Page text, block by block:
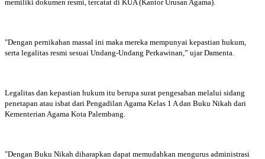
memiliki dokumen resmi, tercatat di KUA (Kantor Urusan Agama).
"Dengan pernikahan massal ini maka mereka mempunyai kepastian hukum,
serta legalitas resmi sesuai Undang-Undang Perkawinan,” ujar Damenta.
Legalitas dan kepastian hukum itu berupa surat pengesahan melalui sidang
penetapan atau isbat dari Pengadilan Agama Kelas 1 A dan Buku Nikah dari
Kementerian Agama Kota Palembang.
"Dengan Buku Nikah diharapkan dapat memudahkan mengurus administrasi